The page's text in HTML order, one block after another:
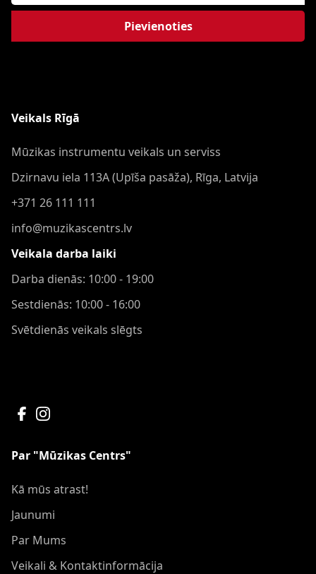
Pievienoties
Veikals Rīgā
Mūzikas instrumentu veikals un serviss
Dzirnavu iela 113A (Upīša pasāža), Rīga, Latvija
+371 26 111 111
info@muzikascentrs.lv
Veikala darba laiki
Darba dienās: 10:00 - 19:00
Sestdienās: 10:00 - 16:00
Svētdienās veikals slēgts
Par "Mūzikas Centrs"
Kā mūs atrast!
Jaunumi
Par Mums
Veikali & Kontaktinformācija